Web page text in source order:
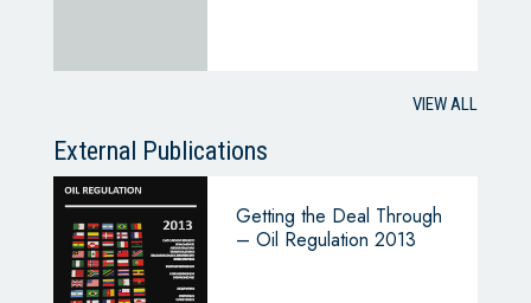
VIEW ALL
External Publications
Getting the Deal Through
– Oil Regulation 2013